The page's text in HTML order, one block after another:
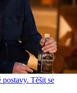
Těšit se